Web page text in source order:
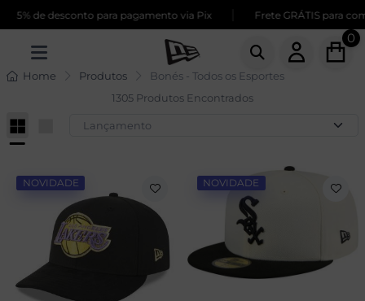
desconto para pagamento via Pix | Frete GRÁTIS para compras
0
Home Produtos Bonés - Todos os Esportes
1305 Produtos Encontrados
NOVIDADE NOVIDADE